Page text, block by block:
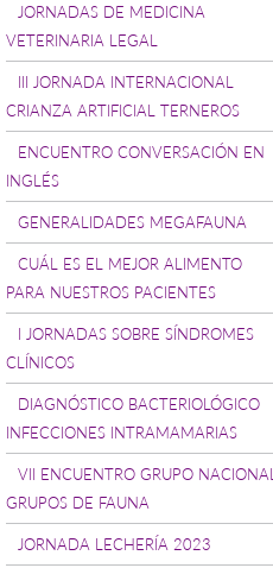
JORNADAS DE MEDICINA
VETERINARIA LEGAL
III JORNADA INTERNACIONAL
CRIANZA ARTIFICIAL TERNEROS
ENCUENTRO CONVERSACIÓN EN
INGLÉS
GENERALIDADES MEGAFAUNA
CUÁL ES EL MEJOR ALIMENTO
PARA NUESTROS PACIENTES
I JORNADAS SOBRE SÍNDROMES
CLÍNICOS
DIAGNÓSTICO BACTERIOLÓGICO
INFECCIONES INTRAMAMARIAS
VII ENCUENTRO GRUPO NACIONAL
GRUPOS DE FAUNA
JORNADA LECHERÍA 2023